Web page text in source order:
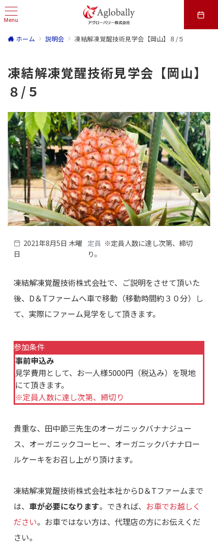
Menu
ホーム 説明会 凍結解凍覚醒技術見学会【岡山】８/５
凍結解凍覚醒技術見学会【岡山】
８/５
2021年8月5日 木曜
日
定員 ※定員人数に達し次第、締切
り。
凍結解凍覚醒技術株式会社で、ご説明をさせて頂いた
後、D＆Tファームへ車で移動（移動時間約３０分）し
て、実際にファーム見学をして頂きます。
参加条件
事前申込み
見学費用として、お一人様5000円（税込み）を現地
にて頂きます。
※定員人数に達し次第、締切り
貴重な、田中節三先生のオーガニックバナナジュー
ス、オーガニックコーヒー、オーガニックバナナロー
ルケーキをお召し上がり頂けます。
凍結解凍覚醒技術株式会社本社からD＆Tファームまで
は、 車が必要になります。できれば、 お車でお越しく
ださい。お車ではない方は、代理店の方にお伝えくだ
さい。